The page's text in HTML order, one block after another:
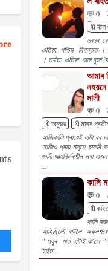
💬 0
🔖নীলা
মৰমৰ
এতিয়া পশ্চিম দিগন্তত ।
। তহঁত এতিয়া জনা বুজা
আমাৰ
মালী
💬 0
🔖অনুভৱ
🔖মানস
আজিকালি প্ৰায়েই এটা বৰ
আজিও প্ৰায় মানুহে চাকৰি
জ্ঞানী আত্মনিৰ্ভৰশীল লৰা
...
কালি
💬 0
কালি
আহিছিলোঁ বাটলৈ
" গধুৰ মাত এটাই ক'লে "
ইহঁত...